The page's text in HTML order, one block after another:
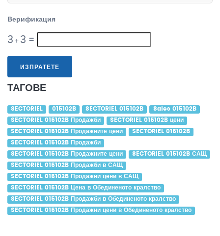
Верификация
3 + 3 =
ИЗПРАТЕТЕ
ТАГОВЕ
SECTORIEL 015102B SECTORIEL 015102B Sales 015102B
SECTORIEL 015102B Продажби SECTORIEL 015102B цени
SECTORIEL 015102B Продажните цени SECTORIEL 015102B
SECTORIEL 015102B Продажби
SECTORIEL 015102B Продажните цени SECTORIEL 015102B САЩ
SECTORIEL 015102B Продажби в САЩ
SECTORIEL 015102B Продажни цени в САЩ
SECTORIEL 015102B Цена в Обединеното кралство
SECTORIEL 015102B Продажби в Обединеното кралство
SECTORIEL 015102B Продажни цени в Обединеното кралство